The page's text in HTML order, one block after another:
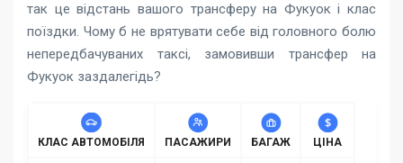
так це відстань вашого трансферу на Фукуок і клас
поїздки. Чому б не врятувати себе від головного болю
непередбачуваних таксі, замовивши трансфер на
Фукуок заздалегідь?
КЛАС АВТОМОБІЛЯ ПАСАЖИРИ БАГАЖ ЦІНА